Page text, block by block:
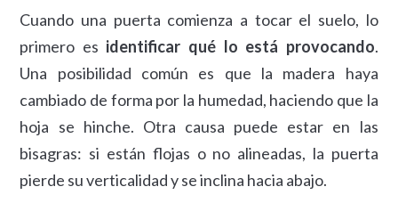
Cuando una puerta comienza a tocar el suelo, lo
primero es identificar qué lo está provocando.
Una posibilidad común es que la madera haya
cambiado de forma por la humedad, haciendo que la
hoja se hinche. Otra causa puede estar en las
bisagras: si están flojas o no alineadas, la puerta
pierde su verticalidad y se inclina hacia abajo.